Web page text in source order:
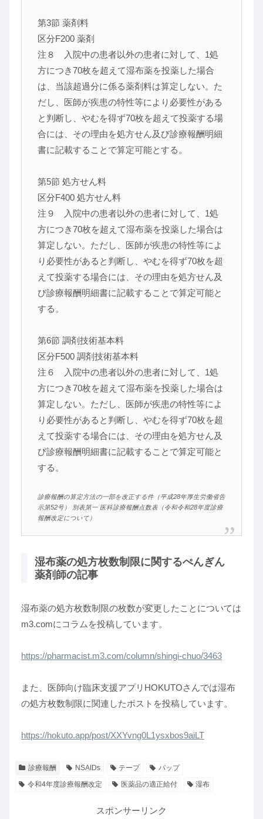
第3節 薬剤料
区分F200 薬剤
注８ 入院中の患者以外の患者に対して、1処
方につき70枚を超えて湿布薬を投薬した場合
は、当該超過分に係る薬剤料は算定しない。た
だし、医師が疾患の特性等により必要性がある
と判断し、やむを得ず70枚を超えて投薬する場
合には、その理由を処方せん及び診療報酬明細
書に記載することで算定可能とする。
第5節 処方せん料
区分F400 処方せん料
注９ 入院中の患者以外の患者に対して、1処
方につき70枚を超えて湿布薬を投薬した場合は
算定しない。ただし、医師が疾患の特性等によ
り必要性があると判断し、やむを得ず70枚を超
えて投薬する場合には、その理由を処方せん及
び診療報酬明細書に記載することで算定可能と
する。
第6節 調剤技術基本料
区分F500 調剤技術基本料
注６ 入院中の患者以外の患者に対して、1処
方につき70枚を超えて湿布薬を投薬した場合は
算定しない。ただし、医師が疾患の特性等によ
り必要性があると判断し、やむを得ず70枚を超
えて投薬する場合には、その理由を処方せん及
び診療報酬明細書に記載することで算定可能と
する。
診療報酬の算定方法の一部を改正する件（平成28年厚生労働省告
示第52号） 別表第一 医科診療報酬点数表（令和令和28年度診療
報酬改定について）
湿布薬の処方枚数制限に関するぺんぎん
薬剤師の記事
湿布薬の処方枚数制限の枚数が変更したことについては
m3.comにコラムを投稿しています。
https://pharmacist.m3.com/column/shingi-chuo/3463
また、医師向け臨床支援アプリHOKUTOさんでは湿布
の処方枚数制限に関連したポストを投稿しています。
https://hokuto.app/post/XXYvng0L1ysxbos9aiLT
診療報酬 NSAIDs テープ
パップ
令和4年度診療報酬改定
医薬品の適正給付 湿布
スポンサーリンク